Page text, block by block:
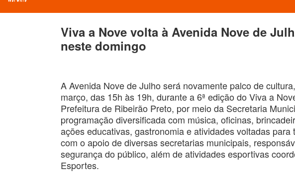
Viva a Nove volta à Avenida Nove de
neste domingo
A Avenida Nove de Julho será novamente palco de
março, das 15h às 19h, durante a 6ª edição do Viva a
Prefeitura de Ribeirão Preto, por meio da Secretaria
programação diversificada com música, oficinas,
ações educativas, gastronomia e atividades voltadas
com o apoio de diversas secretarias municipais,
segurança do público, além de atividades esportivas
Esportes.